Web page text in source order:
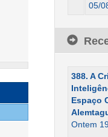
05/
388. A
Espaço
Ontem